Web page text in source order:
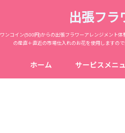
出張フラ
ワンコイン(500円)からの出張フラワーアレンジメント
の産直＋直近の市場仕入れのお花を使用しますの
ホーム サービスメニ